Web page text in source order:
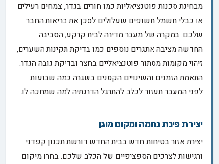
מבחינת סכנות פוטנציאליות כמו חורים בגדר, צמחים רעילים
או כבלי חשמל חשופים שעלולים לסכן את בריאות החבר
שלכם. במקרה של מעבר מדירה לבית קרקע, הסביבה
החדשה מציבה אתגרים נוספים כמו בדיקת תקינות השערים,
זיהוי מקומות מסתור פוטנציאליים בחצר ובדיקת גובה הגדר.
התאמת הזמנים והשינויים הקטנים בשגרה כמה שבועות
לפני המעבר תעזור לכלב להתרגל הדרגתיה למה שמחכה לו.
יצירת פינת נחמה ומקום מוגן
יצירת אזור בטיחות חדש בבית החדש דורשת תכנון קפדני
ורגישות לצרכים הספציפיים של הכלב שלכם. בחרו מיקום